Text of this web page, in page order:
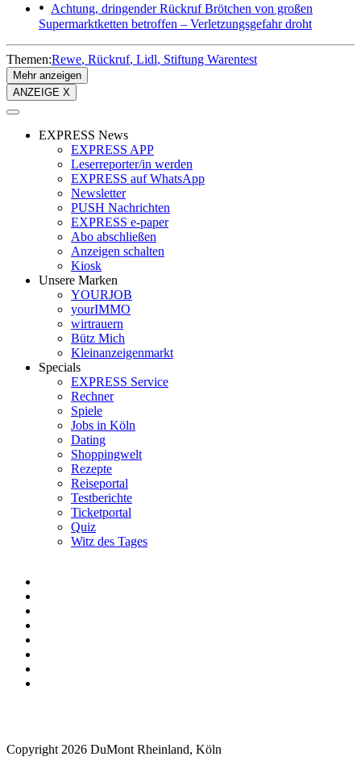
Achtung, dringender RückrufBrötchen von großen
Supermarktketten betroffen – Verletzungsgefahr droht
Themen:Rewe Rückruf Lidl Stiftung Warentest
Mehr anzeigen
ANZEIGE X
EXPRESS News
EXPRESS APP
Leserreporter/in werden
EXPRESS auf WhatsApp
Newsletter
PUSH Nachrichten
EXPRESS e-paper
Abo abschließen
Anzeigen schalten
Kiosk
Unsere Marken
YOURJOB
yourIMMO
wirtrauern
Bütz Mich
Kleinanzeigenmarkt
Specials
EXPRESS Service
Rechner
Spiele
Jobs in Köln
Dating
Shoppingwelt
Rezepte
Reiseportal
Testberichte
Ticketportal
Quiz
Witz des Tages
Copyright 2026 DuMont Rheinland, Köln